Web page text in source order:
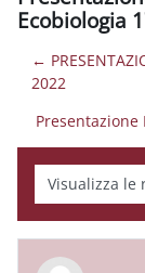
Ecobiologia
←
2022
Modalità